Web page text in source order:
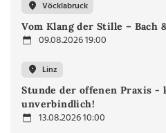
Vöcklabruck
Vom Klang der Stille – Bach
09.08.2026 19:00
Linz
Stunde der offenen Praxis -
unverbindlich!
13.08.2026 10:00